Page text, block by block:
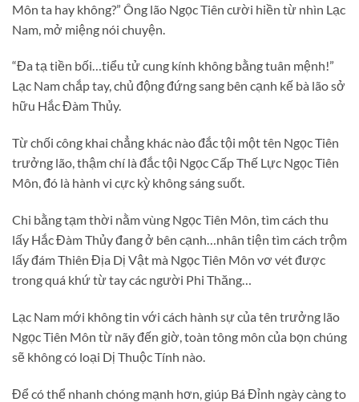
Môn ta hay không?” Ông lão Ngọc Tiên cười hiền từ nhìn Lạc
Nam, mở miệng nói chuyện.
“Đa tạ tiền bối…tiểu tử cung kính không bằng tuân mệnh!”
Lạc Nam chắp tay, chủ động đứng sang bên cạnh kế bà lão sở
hữu Hắc Đàm Thủy.
Từ chối công khai chẳng khác nào đắc tội một tên Ngọc Tiên
trưởng lão, thậm chí là đắc tội Ngọc Cấp Thế Lực Ngọc Tiên
Môn, đó là hành vi cực kỳ không sáng suốt.
Chi bằng tạm thời nằm vùng Ngọc Tiên Môn, tìm cách thu
lấy Hắc Đàm Thủy đang ở bên cạnh…nhân tiện tìm cách trộm
lấy đám Thiên Địa Dị Vật mà Ngọc Tiên Môn vơ vét được
trong quá khứ từ tay các người Phi Thăng…
Lạc Nam mới không tin với cách hành sự của tên trưởng lão
Ngọc Tiên Môn từ nãy đến giờ, toàn tông môn của bọn chúng
sẽ không có loại Dị Thuộc Tính nào.
Để có thể nhanh chóng mạnh hơn, giúp Bá Đỉnh ngày càng to